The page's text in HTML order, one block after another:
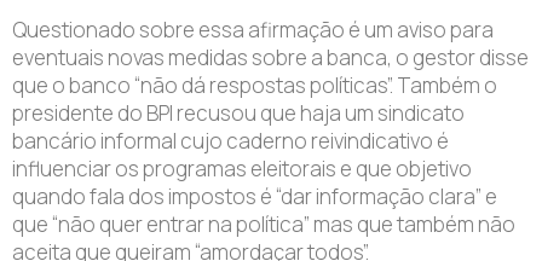
Questionado sobre essa afirmação é um aviso para
eventuais novas medidas sobre a banca, o gestor disse
que o banco “não dá respostas políticas”. Também o
presidente do BPI recusou que haja um sindicato
bancário informal cujo caderno reivindicativo é
influenciar os programas eleitorais e que objetivo
quando fala dos impostos é “dar informação clara” e
que “não quer entrar na política” mas que também não
aceita que queiram “amordaçar todos”.